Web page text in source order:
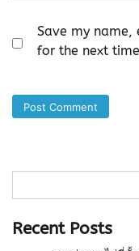
Save my name,
for the next
Recent Posts